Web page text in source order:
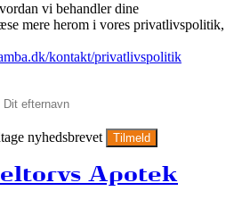
vi behandler dine
mere herom i vores privatlivspolitik,
kontakt/privatlivspolitik
nyhedsbrevet Tilmeld
Apotek